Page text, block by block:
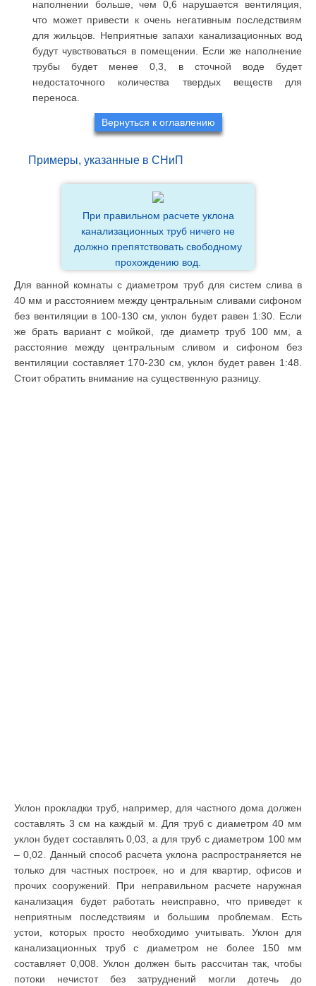
наполнении больше, чем 0,6 нарушается вентиляция,
что может привести к очень негативным последствиям
для жильцов. Неприятные запахи канализационных вод
будут чувствоваться в помещении. Если же наполнение
трубы будет менее 0,3, в сточной воде будет
недостаточного количества твердых веществ для
переноса.
Вернуться к оглавлению
Примеры, указанные в СНиП
При правильном расчете уклона
канализационных труб ничего не
должно препятствовать свободному
прохождению вод.
Для ванной комнаты с диаметром труб для систем слива в
40 мм и расстоянием между центральным сливами сифоном
без вентиляции в 100-130 см, уклон будет равен 1:30. Если
же брать вариант с мойкой, где диаметр труб 100 мм, а
расстояние между центральным сливом и сифоном без
вентиляции составляет 170-230 см, уклон будет равен 1:48.
Стоит обратить внимание на существенную разницу.
Уклон прокладки труб, например, для частного дома должен
составлять 3 см на каждый м. Для труб с диаметром 40 мм
уклон будет составлять 0,03, а для труб с диаметром 100 мм
– 0,02. Данный способ расчета уклона распространяется не
только для частных построек, но и для квартир, офисов и
прочих сооружений. При неправильном расчете наружная
канализация будет работать неисправно, что приведет к
неприятным последствиям и большим проблемам. Есть
устои, которых просто необходимо учитывать. Уклон для
канализационных труб с диаметром не более 150 мм
составляет 0,008. Уклон должен быть рассчитан так, чтобы
потоки нечистот без затруднений могли дотечь до